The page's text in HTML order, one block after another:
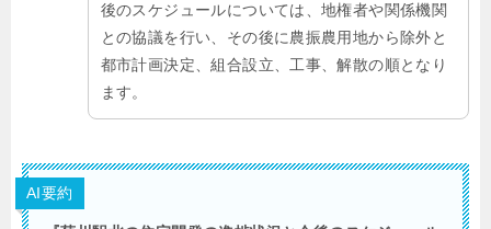
後のスケジュールについては、地権者や関係機関
との協議を行い、その後に農振農用地から除外と
都市計画決定、組合設立、工事、解散の順となり
ます。
AI要約